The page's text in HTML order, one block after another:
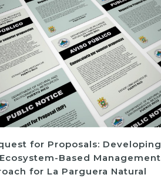
for Proposals: Developing
Based Management
for La Parguera Natural